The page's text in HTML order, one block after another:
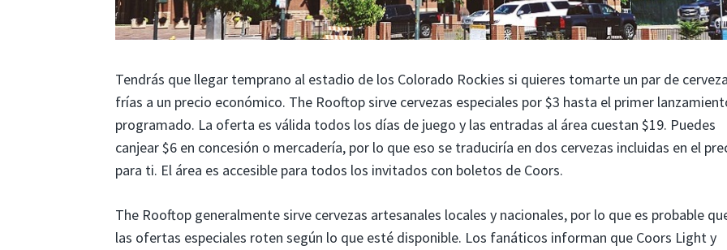
Tendrás que llegar temprano al estadio de los Colorado Rockies si quieres tomarte un par de
frías a un precio económico. The Rooftop sirve cervezas especiales por $3 hasta el primer
programado. La oferta es válida todos los días de juego y las entradas al área cuestan $19. Puedes
canjear $6 en concesión o mercadería, por lo que eso se traduciría en dos cervezas incluidas en el
para ti. El área es accesible para todos los invitados con boletos de Coors.
The Rooftop generalmente sirve cervezas artesanales locales y nacionales, por lo que es probable
las ofertas especiales roten según lo que esté disponible. Los fanáticos informan que Coors Light y